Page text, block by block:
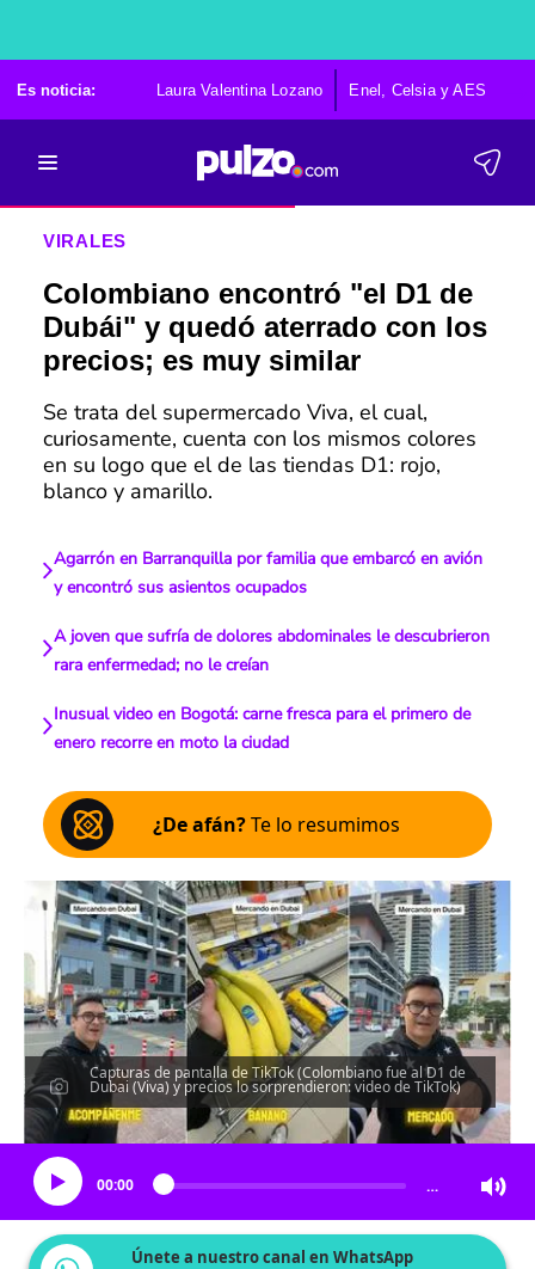
Es noticia: Laura Valentina Lozano Enel, Celsia y AES
VIRALES
Colombiano encontró "el D1 de
Dubái" y quedó aterrado con los
precios; es muy similar
Se trata del supermercado Viva, el cual,
curiosamente, cuenta con los mismos colores
en su logo que el de las tiendas D1: rojo,
blanco y amarillo.
Agarrón en Barranquilla por familia que embarcó en avión
y encontró sus asientos ocupados
A joven que sufría de dolores abdominales le descubrieron
rara enfermedad; no le creían
Inusual video en Bogotá: carne fresca para el primero de
enero recorre en moto la ciudad
¿De afán?Te lo resumimos
Capturas de pantalla de TikTok (Colombiano fue al D1 de
Dubai (Viva) y precios lo sorprendieron: video de TikTok)
Escucha el artículo
00:00 …
Únete a nuestro canal en WhatsApp